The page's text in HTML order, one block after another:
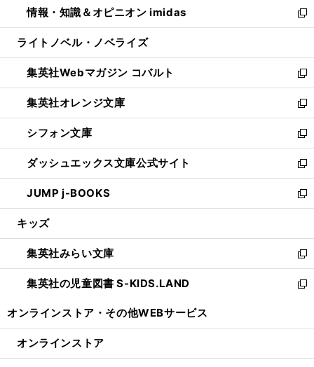
く
で
開
ド
ウ
開
く
ィ
ン
ウ
で
開
く
い
ウ
ン
ド
ウ
で
開
く
情報・知識＆オピニオン imidas
新
し
ウ
ィ
ン
ド
ウ
で
開
く
ライトノベル・ノベライズ
集英社Webマガジン コバルト
新
し
い
ウ
ィ
ン
ド
ウ
で
開
集英社オレンジ文庫
新
し
い
ウ
ィ
ン
ド
ウ
開
く
シフォン文庫
新
し
い
ウ
ィ
ン
ウ
で
開
く
ダッシュエックス文庫公式サイト
新
し
い
ウ
ン
ド
ウ
で
JUMP j-BOOKS
新
し
ウ
ィ
ン
ド
開
キッズ
集英社みらい文庫
新
し
い
ン
ウ
集英社の児童図書 S-KIDS.LAND
新
ウ
ン
オンラインストア・ その他WEBサービス
オンラインストア